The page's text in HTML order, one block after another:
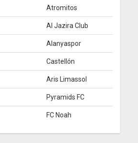
Atromitos
Al Jazira Club
Alanyaspor
Castellón
Aris Limassol
Pyramids FC
FC Noah